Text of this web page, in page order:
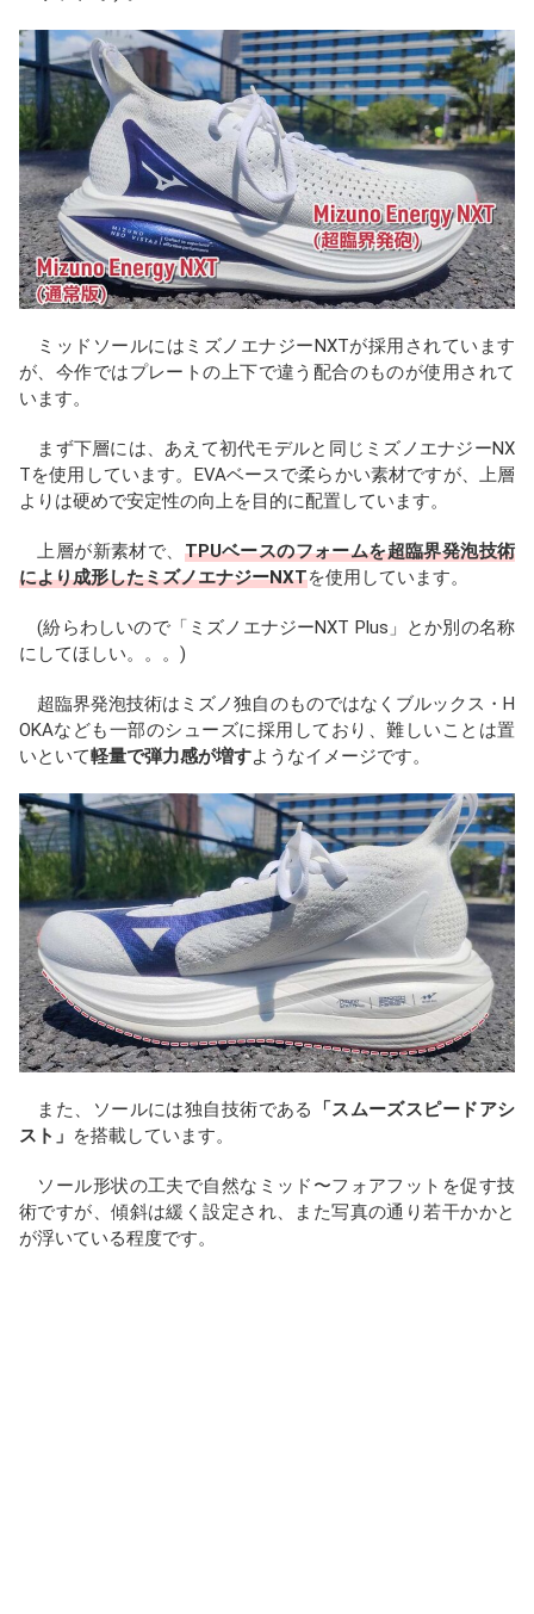
ミッドソールにはミズノエナジーNXTが採用されています
が、今作ではプレートの上下で違う配合のものが使用されて
います。
まず下層には、あえて初代モデルと同じミズノエナジーNX
Tを使用しています。EVAベースで柔らかい素材ですが、上層
よりは硬めで安定性の向上を目的に配置しています。
上層が新素材で、 TPUベースのフォームを超臨界発泡技術
により成形したミズノエナジーNXTを使用しています。
(紛らわしいので「ミズノエナジーNXT Plus」とか別の名称
にしてほしい。。。)
超臨界発泡技術はミズノ独自のものではなくブルックス・H
OKAなども一部のシューズに採用しており、難しいことは置
いといて軽量で弾力感が増すようなイメージです。
また、ソールには独自技術である
「スムーズスピードアシ
スト」 を搭載しています。
ソール形状の工夫で自然なミッド〜フォアフットを促す技
術ですが、傾斜は緩く設定され、また写真の通り若干かかと
が浮いている程度です。